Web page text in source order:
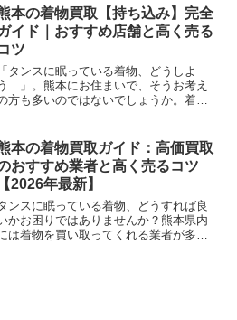
物が眠っているのではないでしょう
。着物は日本の美しい伝統...
本の着物買取【持ち込み】完全
イド｜おすすめ店舗と高く売る
ツ
「タンスに眠っている着物、どうしよ
…」。熊本にお住まいで、そうお考え
方も多いのではないでしょうか。着物
取」は、手軽で安心感のある方法とし
人気です。しかし、いざ持...
本の着物買取ガイド：高価買取
おすすめ業者と高く売るコツ
【2026年最新】
ンスに眠っている着物、どうすれば良
かお困りではありませんか？熊本県内
は着物を買い取ってくれる業者が多数